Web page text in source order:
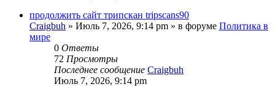
продолжить сайт трипскан tripscans90
Craigbuh » Июль 7, 2026, 9:14 pm » в форуме Политика в
мире
0 Ответы
72 Просмотры
Последнее сообщение Craigbuh
Июль 7, 2026, 9:14 pm